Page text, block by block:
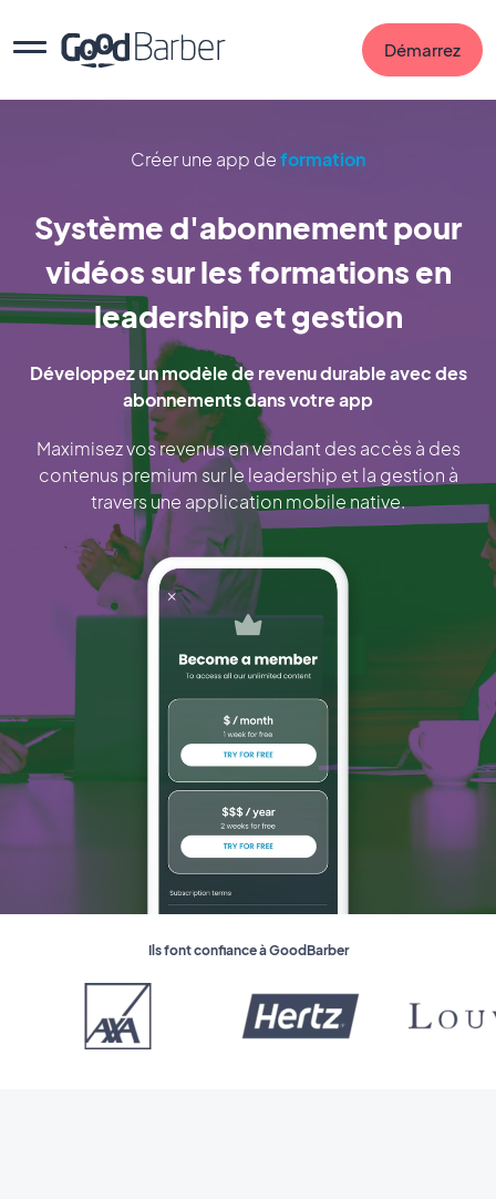
Démarrez
Créer une app deformation
Système d'abonnement pour
vidéos sur les formations en
leadership et gestion
Développez un modèle de revenu durable avec des
abonnements dans votre app
Maximisez vos revenus en vendant des accès à des
contenus premium sur le leadership et la gestion à
travers une application mobile native.
Ils font confiance à GoodBarber